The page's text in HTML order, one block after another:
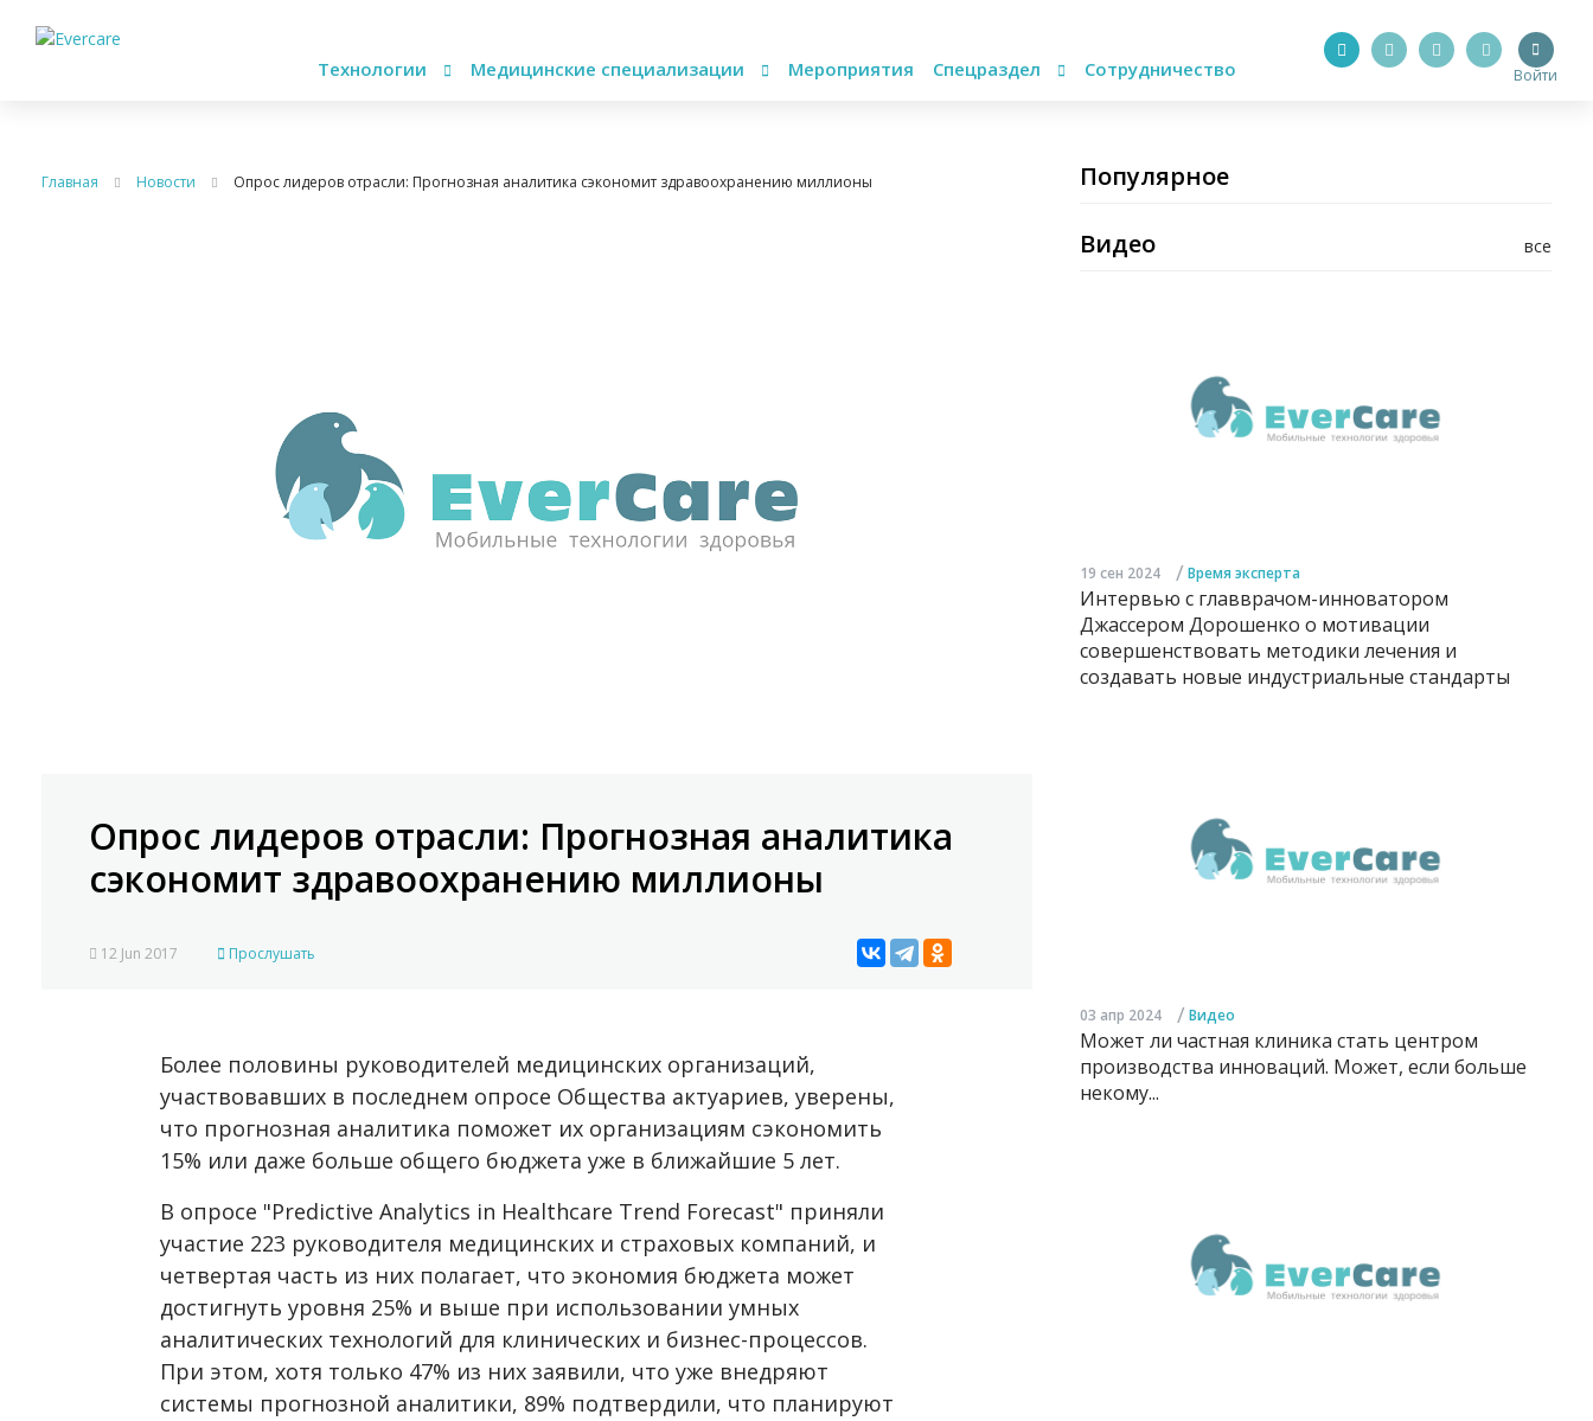
Технологии Медицинские специализации Мероприятия Спецраздел Сотрудничество Войти
Главная Новости Опрос лидеров отрасли: Прогнозная аналитика сэкономит здравоохранению миллионы
Опрос лидеров отрасли: Прогнозная аналитика
сэкономит здравоохранению миллионы
12 Jun 2017 Прослушать
Более половины руководителей медицинских организаций,
участвовавших в последнем опросе Общества актуариев, уверены,
что прогнозная аналитика поможет их организациям сэкономить
15% или даже больше общего бюджета уже в ближайшие 5 лет.
В опросе "Predictive Analytics in Healthcare Trend Forecast" приняли
участие 223 руководителя медицинских и страховых компаний, и
четвертая часть из них полагает, что экономия бюджета может
достигнуть уровня 25% и выше при использовании умных
аналитических технологий для клинических и бизнес-процессов.
При этом, хотя только 47% из них заявили, что уже внедряют
системы прогнозной аналитики, 89% подтвердили, что планируют
Популярное
все
Видео
19 сен 2024 / Время эксперта
Интервью с главврачом-инноватором
Джассером Дорошенко о мотивации
совершенствовать методики лечения и
создавать новые индустриальные стандарты
03 апр 2024 / Видео
Может ли частная клиника стать центром
производства инноваций. Может, если больше
некому...